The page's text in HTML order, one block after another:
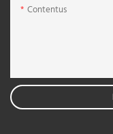
Contentus